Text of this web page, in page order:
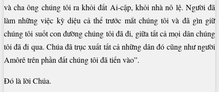
và cha ông chúng tôi ra khỏi đất Ai-cập, khỏi nhà nô lệ. Người đã
làm những việc kỳ diệu cả thể trước mắt chúng tôi và đã gìn giữ
chúng tôi suốt con đường chúng tôi đã đi, giữa tất cả mọi dân chúng
tôi đã đi qua. Chúa đã trục xuất tất cả những dân đó cũng như người
Amôrê trên phần đất chúng tôi đã tiến vào”.
Ðó là lời Chúa.